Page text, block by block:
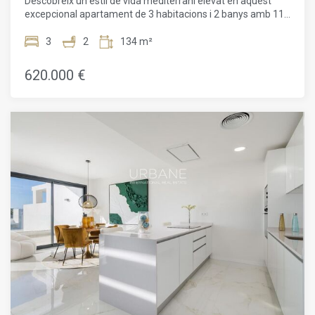
confortable.Contacta'ns avui mateix per descobrir-ne més i
assegurar el teu lloc en aquest exclusiu desenvolupament
costaner.El preu de venda no inclou impostos, despeses de
notaria o registre, honoraris d'agència ni despeses
excepcional apartament de 3 habitacions i 2 banys amb 113
on l'arquitectura contemporània, la llum natural i el mar es
equilibrar elegància i funcionalitat, l'apartament ofereix
amplis espais interiors plens de llum natural gràcies als
optimitzar el confort i la fluïdesa, creant una llar lluminosa i
d'escapades a prop del mar.Situat en un complex
residencial privat d'alt nivell, aquesta propietat és molt més
que un habitatge: és un estil de vida. Els residents
gaudeixen de jardins cuidats, diverses piscines, inclosa una
climatitzada, zones de benestar i fitness, espais de
coworking i socials, així com àrees dedicades al descans i al
gaudi familiar. L'arquitectura s'integra perfectament amb
l'entorn, oferint una manera de viure moderna i sostenible
amb materials d'alta qualitat, sistemes d'aïllament
avançats i tecnologia d'aerotèrmia eficient
energèticament.La ubicació és realment privilegiada. Situat
entre Marbella i Sotogrande, a prop d'Estepona, el
residencial et situa al cor de la Costa del Sol, envoltat de
3 2 134 m²
620.000 €